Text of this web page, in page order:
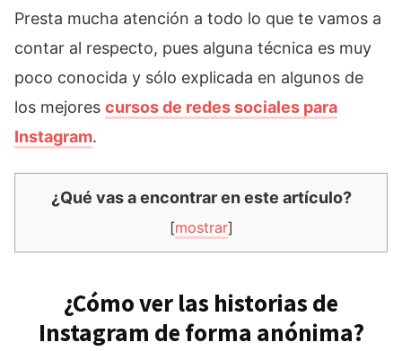
Presta mucha atención a todo lo que te vamos a
contar al respecto, pues alguna técnica es muy
poco conocida y sólo explicada en algunos de
los mejores cursos de redes sociales para
Instagram.
¿Qué vas a encontrar en este artículo?
[mostrar]
¿Cómo ver las historias de
Instagram de forma anónima?